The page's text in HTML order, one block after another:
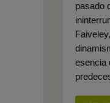
pasado
esencia